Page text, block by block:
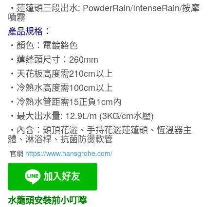
・蓮蓬頭三段出水: PowderRain/IntenseRain/按摩
噴霧
產品規格：
・ 顏色：電鍍鉻色
・ 蓮蓬頭尺寸：260mm
・天花板高度需210cm以上
・冷熱水高度需100cm以上
・冷熱水管距需15正負1cm內
・ 最大出水量: 12.9L/m (3KG/cm水壓)
・ 內含：頭頂花灑、手持花灑蓮蓬頭、恆溫器主
體、淋浴桿、抗菌防燙軟管
官網 https://www.hansgrohe.com/
水龍頭安裝前小叮嚀